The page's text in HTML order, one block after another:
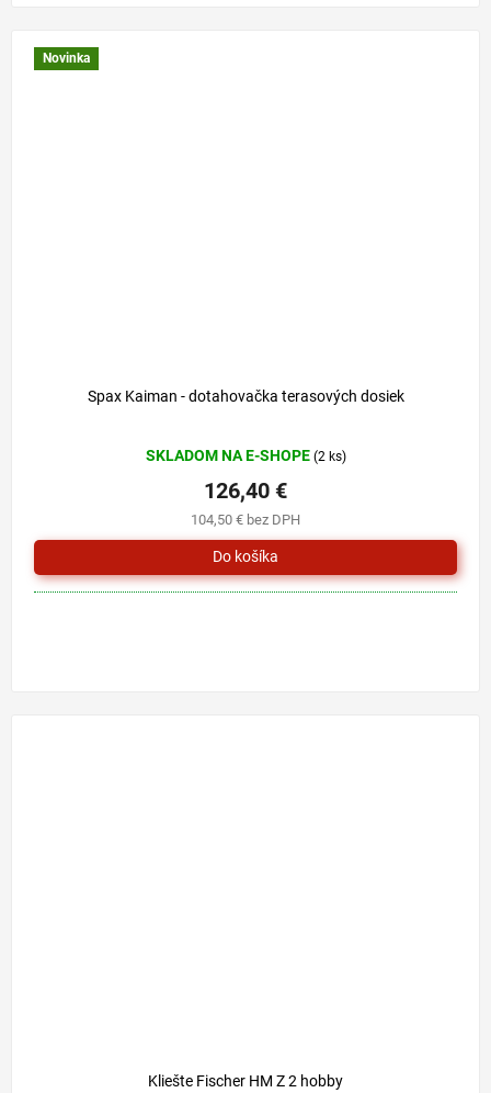
Novinka
Spax Kaiman - dotahovačka terasových dosiek
hodnotenie
produktu
je
5,0
z
5
hviezdičiek.
SKLADOM NA E-SHOPE (2 ks)
104,50 € bez DPH
126,40 €
Kliešte Fischer HM Z 2 hobby